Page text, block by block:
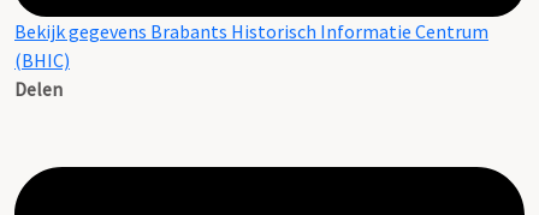
Bekijk gegevens Brabants Historisch Informatie Centrum
(BHIC)
Delen